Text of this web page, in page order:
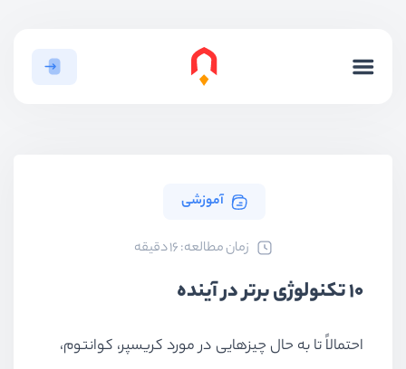
آموزشی
ﺯﻣﺎﻥ ﻣﻄﺎﻟﻌﻪ: 16 دقیقه
10 تکنولوژی برتر در آینده
احتمالاً تا به حال چیزهایی در مورد کریسپر، کوانتوم،